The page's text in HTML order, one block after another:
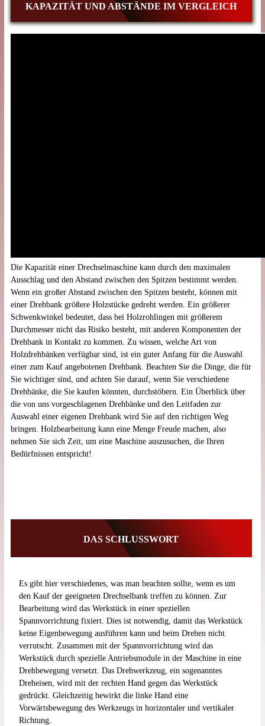
KAPAZITÄT UND ABSTÄNDE IM VERGLEICH
Die Kapazität einer Drechselmaschine kann durch den maximalen
Ausschlag und den Abstand zwischen den Spitzen bestimmt werden.
Wenn ein großer Abstand zwischen den Spitzen besteht, können mit
einer Drehbank größere Holzstücke gedreht werden. Ein größerer
Schwenkwinkel bedeutet, dass bei Holzrohlingen mit größerem
Durchmesser nicht das Risiko besteht, mit anderen Komponenten der
Drehbank in Kontakt zu kommen. Zu wissen, welche Art von
Holzdrehbänken verfügbar sind, ist ein guter Anfang für die Auswahl
einer zum Kauf angebotenen Drehbank. Beachten Sie die Dinge, die für
Sie wichtiger sind, und achten Sie darauf, wenn Sie verschiedene
Drehbänke, die Sie kaufen könnten, durchstöbern. Ein Überblick über
die von uns vorgeschlagenen Drehbänke und den Leitfaden zur
Auswahl einer eigenen Drehbank wird Sie auf den richtigen Weg
bringen. Holzbearbeitung kann eine Menge Freude machen, also
nehmen Sie sich Zeit, um eine Maschine auszusuchen, die Ihren
Bedürfnissen entspricht!
DAS SCHLUSSWORT
Es gibt hier verschiedenes, was man beachten sollte, wenn es um
den Kauf der geeigneten Drechselbank treffen zu können. Zur
Bearbeitung wird das Werkstück in einer speziellen
Spannvorrichtung fixiert. Dies ist notwendig, damit das Werkstück
keine Eigenbewegung ausführen kann und beim Drehen nicht
verrutscht. Zusammen mit der Spannvorrichtung wird das
Werkstück durch spezielle Antriebsmodule in der Maschine in eine
Drehbewegung versetzt. Das Drehwerkzeug, ein sogenanntes
Dreheisen, wird mit der rechten Hand gegen das Werkstück
gedrückt. Gleichzeitig bewirkt die linke Hand eine
Vorwärtsbewegung des Werkzeugs in horizontaler und vertikaler
Richtung.